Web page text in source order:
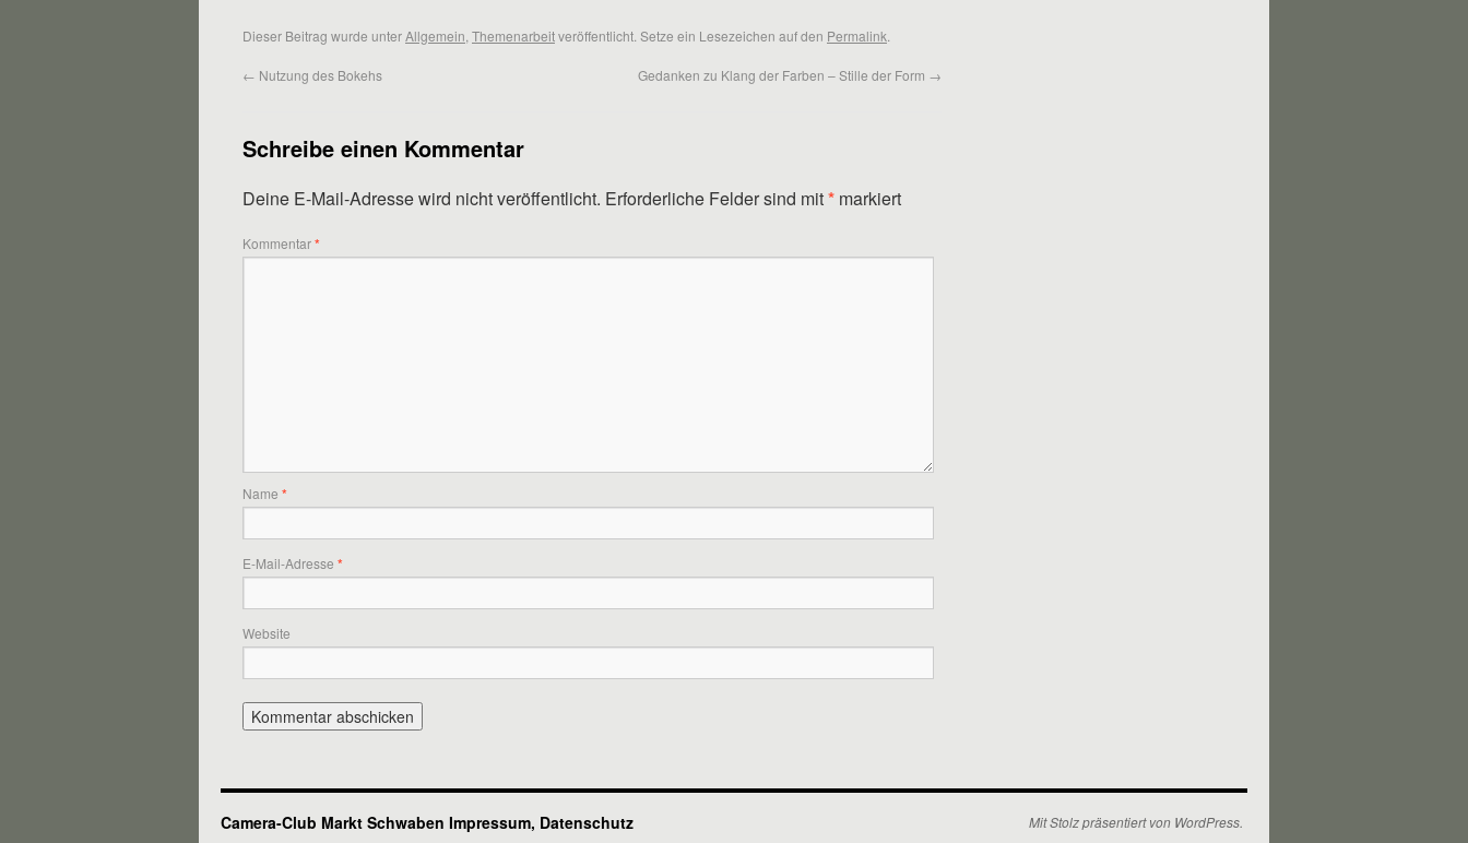
Dieser Beitrag wurde unterAllgemein Themenarbeitveröffentlicht. Setze ein Lesezeichen auf den Permalink
← Nutzung des Bokehs Gedanken zu Klang der Farben – Stille der Form →
Schreibe einen Kommentar
Deine E-Mail-Adresse wird nicht veröffentlicht. Erforderliche Felder sind mit* markiert
Kommentar*
Name *
E-Mail-Adresse *
Website
Camera-Club Markt Schwaben Impressum, Datenschutz Mit Stolz präsentiert von WordPress.